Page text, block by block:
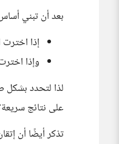
بعد أن تبني
إذا
وإذا
لذا لتحدد بشكل
على نتائج
تذكر أيضًا أن